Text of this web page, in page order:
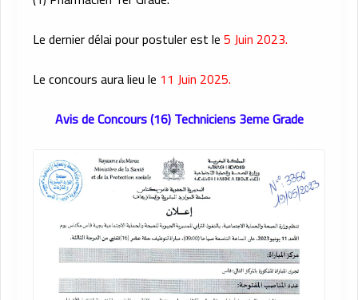
Le dernier délai pour postuler est le5 Juin 2023.
Le concours aura lieu le 11 Juin 2025.
Avis de Concours (16) Techniciens 3eme Grade